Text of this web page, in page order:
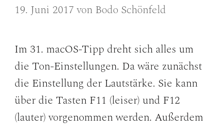
19. Juni 2017 von Bodo Schönfeld
Im 31. macOS-Tipp dreht sich alles um
die Ton-Einstellungen. Da wäre zunächst
die Einstellung der Lautstärke. Sie kann
über die Tasten F11 (leiser) und F12
(lauter) vorgenommen werden. Außerdem